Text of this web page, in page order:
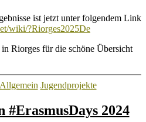
Riorges
ist jetzt unter folgendem Link
wiki/?Riorges2025De
Riorges für die schöne Übersicht
Kategorien
Allgemein Jugendprojekte
#ErasmusDays 2024